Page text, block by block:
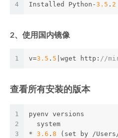
4
Installed Python-3.5 . 2
2、使用国内镜像
1 v=3.5 . 5 |wget http: //
查看所有安装的版本
1
2
3
pyenv versions
  system
* 3.6 . 8 (set by /